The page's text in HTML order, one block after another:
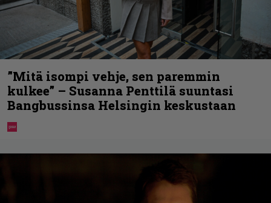
”Mitä isompi vehje, sen paremmin
kulkee” – Susanna Penttilä suuntasi
Bangbussinsa Helsingin keskustaan